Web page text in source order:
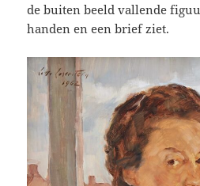
de buiten beeld vallende
handen en een brief ziet.